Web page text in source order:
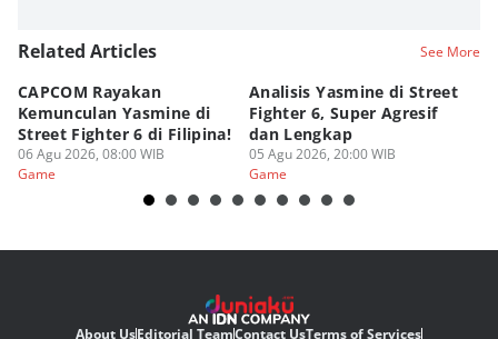
Related Articles See More
CAPCOM Rayakan
Kemunculan Yasmine di
Street Fighter 6 di Filipina!
06 Agu 2026, 08:00 WIB
Game
Analisis Yasmine di Street
Fighter 6, Super Agresif
dan Lengkap
05 Agu 2026, 20:00 WIB
Game
About UsEditorial TeamContact UsTerms of Services